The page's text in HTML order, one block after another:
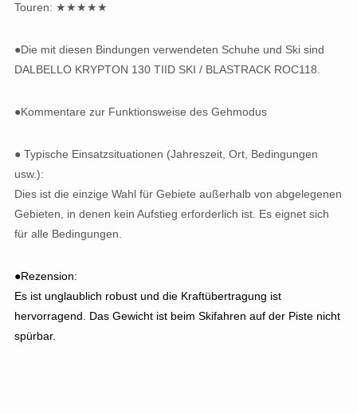
Touren: ★★★★★
●Die mit diesen Bindungen verwendeten Schuhe und Ski sind
DALBELLO KRYPTON 130 TIID SKI / BLASTRACK ROC118.
●Kommentare zur Funktionsweise des Gehmodus
● Typische Einsatzsituationen (Jahreszeit, Ort, Bedingungen
usw.):
Dies ist die einzige Wahl für Gebiete außerhalb von abgelegenen
Gebieten, in denen kein Aufstieg erforderlich ist. Es eignet sich
für alle Bedingungen.
●Rezension:
Es ist unglaublich robust und die Kraftübertragung ist
hervorragend. Das Gewicht ist beim Skifahren auf der Piste nicht
spürbar.